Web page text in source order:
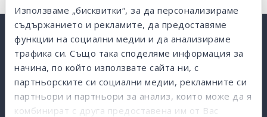
Използваме „бисквитки“, за да персонализираме
съдържанието и рекламите, да предоставяме
функции на социални медии и да анализираме
трафика си. Също така споделяме информация за
начина, по който използвате сайта ни, с
партньорските си социални медии, рекламните си
партньори и партньори за анализ, които може да я
комбинират с друга предоставена им от Вас
ВЗЕМИ КРЕДИТ
ИНВЕСТИРАЙ